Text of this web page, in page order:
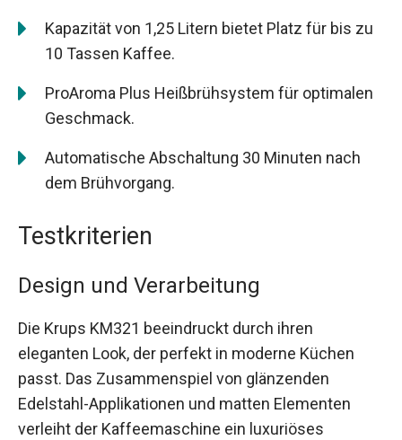
Kapazität von 1,25 Litern bietet Platz für bis zu
10 Tassen Kaffee.
ProAroma Plus Heißbrühsystem für optimalen
Geschmack.
Automatische Abschaltung 30 Minuten nach
dem Brühvorgang.
Testkriterien
Design und Verarbeitung
Die Krups KM321 beeindruckt durch ihren
eleganten Look, der perfekt in moderne Küchen
passt. Das Zusammenspiel von glänzenden
Edelstahl-Applikationen und matten Elementen
verleiht der Kaffeemaschine ein luxuriöses